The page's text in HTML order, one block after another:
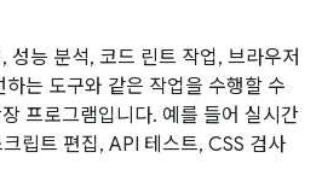
성능 분석, 코드 린트 작업, 브라우저
하는 도구와 같은 작업을 수행할 수
프로그램입니다. 예를 들어 실시간
립트 편집, API 테스트, CSS 검사